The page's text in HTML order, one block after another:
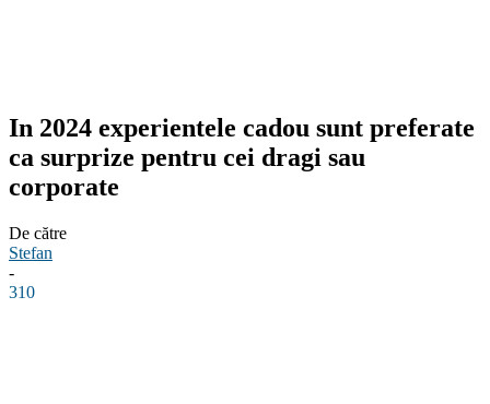
In 2024 experientele cadou sunt preferate
ca surprize pentru cei dragi sau
corporate
De către
Stefan
-
310